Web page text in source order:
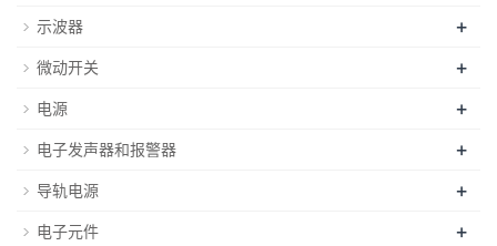
示波器 +
微动开关 +
电源 +
电子发声器和报警器 +
导轨电源 +
电子元件 +